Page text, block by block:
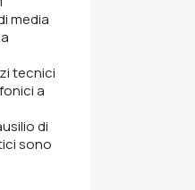
media
tecnici
a
di
sono